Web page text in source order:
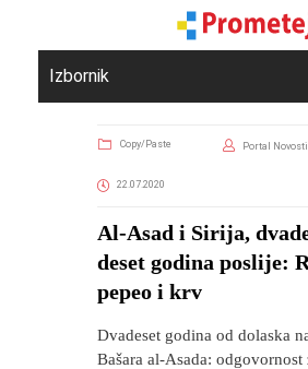
Izbornik
Copy/Paste Portal Novosti
22.07.2020
Al-Asad i Sirija,
deset godina poslije:
pepeo i krv
Dvadeset godina od dolaska
Bašara al-Asada: odgovornost